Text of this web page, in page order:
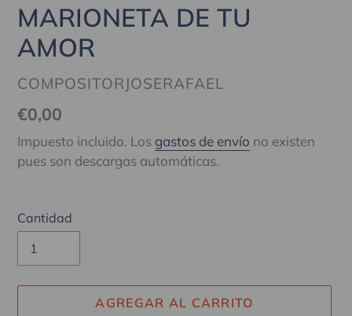
MARIONETA DE TU
AMOR
PROVEEDOR
COMPOSITORJOSERAFAEL
Precio
habitual
€0,00
Impuesto incluido. Los gastos de envío no existen
pues son descargas automáticas.
Cantidad
AGREGAR AL CARRITO